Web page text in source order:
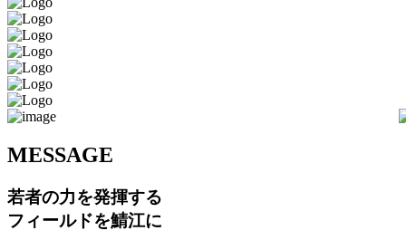
MESSAGE
若者の力を発揮する
フィールドを鯖江に